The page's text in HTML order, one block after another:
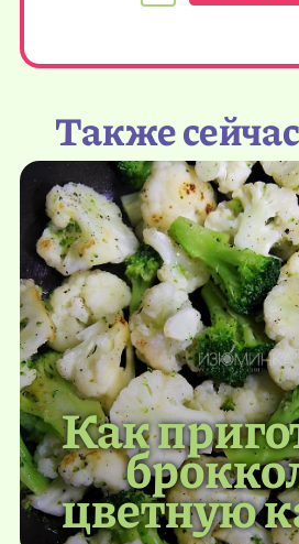
Также
Как
цветную